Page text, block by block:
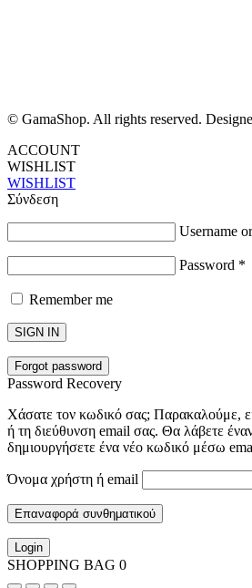
© GamaShop. All rights reserved.
ACCOUNT
WISHLIST
WISHLIST
Σύνδεση
Username
Password *
Remember me
SIGN IN
Forgot password
Password Recovery
Χάσατε τον κωδικό σας; Παρακαλούμε,
ή τη διεύθυνση email σας. Θα λάβετε
δημιουργήσετε ένα νέο κωδικό μέσω
Όνομα χρήστη ή email
Επαναφορά συνθηματικού
Login
SHOPPING BAG 0